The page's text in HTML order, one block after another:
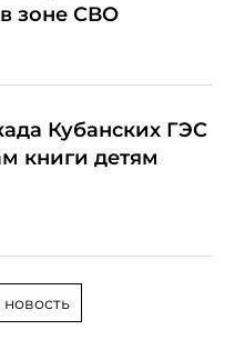
зоне СВО
Кубанских ГЭС
книги детям